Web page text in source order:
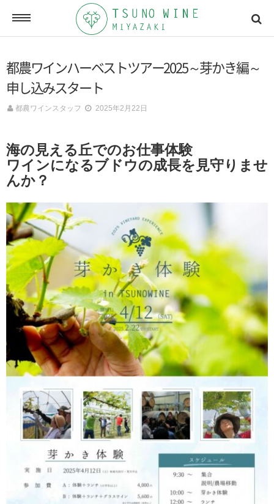
ONLINE SHOP
オンラインショッピング
ACCESSMAP
CONTACT
お問い合わせ
RECRUIT
求人情報
DATA
都農ワインハーベストツアー2025～芽かき編～
申し込みスタート
都農ワインスタッフ 2025年2月22日
海の見える丘でのお仕事体験
ワインになるブドウの成長を見守りませ
んか？